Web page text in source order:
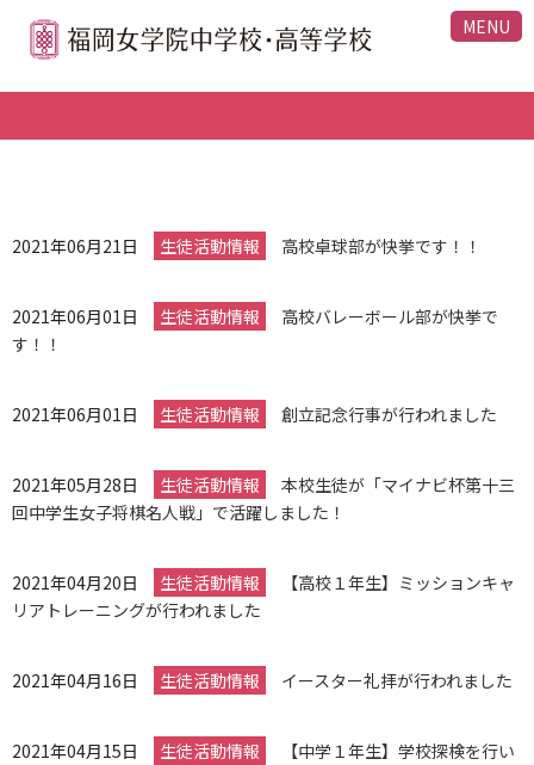
MENU
2021年06月21日 生徒活動情報 高校卓球部が快挙です！！
2021年06月01日 生徒活動情報
高校バレーボール部が快挙で
す！！
2021年06月01日 生徒活動情報 創立記念行事が行われました
2021年05月28日 生徒活動情報
本校生徒が「マイナビ杯第十三
回中学生女子将棋名人戦」で活躍しました！
2021年04月20日 生徒活動情報
【高校１年生】ミッションキャ
リアトレーニングが行われました
2021年04月16日 生徒活動情報 イースター礼拝が行われました
2021年04月15日 生徒活動情報
【中学１年生】学校探検を行い